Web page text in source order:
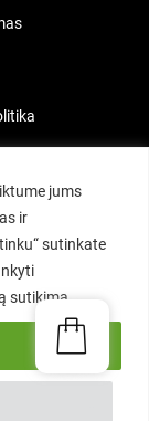
jums
ir
sutinkate
sutikimą.
41234
Kaunas